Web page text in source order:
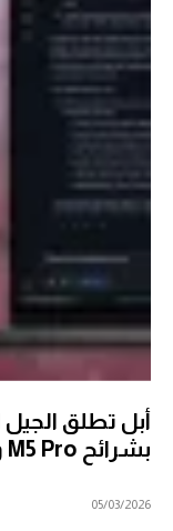
بشرائح M5 Pro وM5 Max
05/03/2026